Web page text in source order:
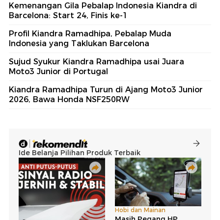
Kemenangan Gila Pebalap Indonesia Kiandra di
Barcelona: Start 24, Finis ke-1
Profil Kiandra Ramadhipa, Pebalap Muda
Indonesia yang Taklukan Barcelona
Sujud Syukur Kiandra Ramadhipa usai Juara
Moto3 Junior di Portugal
Kiandra Ramadhipa Turun di Ajang Moto3 Junior
2026, Bawa Honda NSF250RW